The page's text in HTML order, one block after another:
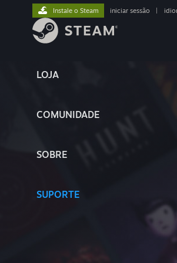
LOJA
COMUNIDADE
SOBRE
SUPORTE
Instale o Steam iniciar sessão